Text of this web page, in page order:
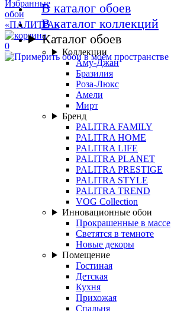
0
В каталог обоев
В каталог коллекций
Каталог обоев
Коллекции
Аму-Джан
Бразилия
Роза-Люкс
Амели
Мирт
Бренд
PALITRA FAMILY
PALITRA HOME
PALITRA LIFE
PALITRA PLANET
PALITRA PRESTIGE
PALITRA STYLE
PALITRA TREND
VOG Collection
Инновационные обои
Прокрашенные в массе
Светятся в темноте
Новые декоры
Помещение
Гостиная
Детская
Кухня
Прихожая
Спальня